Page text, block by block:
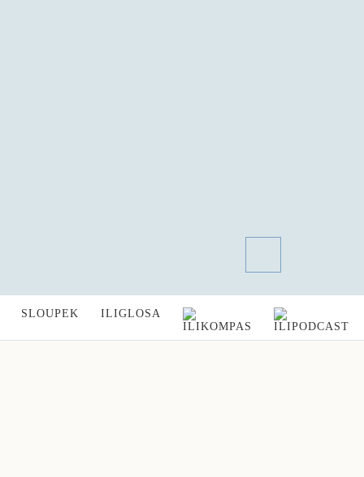
SLOUPEK ILIGLOSA